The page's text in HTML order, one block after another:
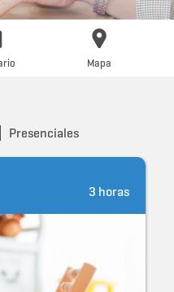
Mapa
Presenciales
3 horas